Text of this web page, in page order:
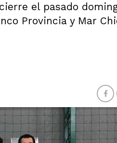
el pasado
Provincia y Mar